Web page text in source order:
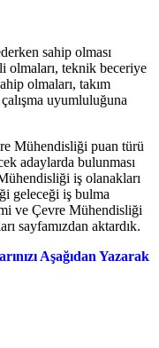
sahip olması
olmaları, teknik beceriye
olmaları, takım
uyumluluğuna
Mühendisliği puan türü
adaylarda bulunması
iş olanakları
geleceği iş bulma
ve Çevre Mühendisliği
sayfamızdan aktardık.
Aşağıdan Yazarak